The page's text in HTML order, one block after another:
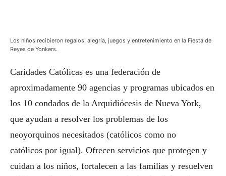
Los niños recibieron regalos, alegría, juegos y entretenimiento en la Fiesta de
Reyes de Yonkers.
Caridades Católicas es una federación de
aproximadamente 90 agencias y programas ubicados en
los 10 condados de la Arquidiócesis de Nueva York,
que ayudan a resolver los problemas de los
neoyorquinos necesitados (católicos como no
católicos por igual). Ofrecen servicios que protegen y
cuidan a los niños, fortalecen a las familias y resuelven